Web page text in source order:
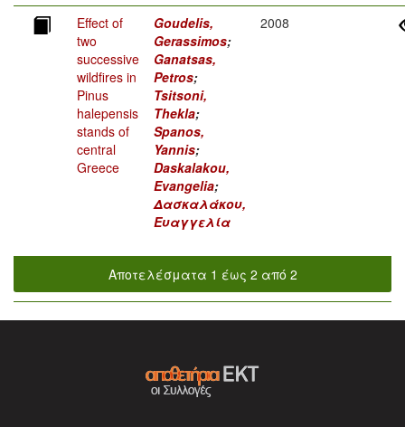
Effect of
two
successive
wildfires in
Pinus
halepensis
stands of
central
Greece
Goudelis,
Gerassimos;
Ganatsas,
Petros;
Tsitsoni,
Thekla;
Spanos,
Yannis;
Daskalakou,
Evangelia;
Δασκαλάκου,
Ευαγγελία
2008
Αποτελέσματα 1 έως 2 από 2